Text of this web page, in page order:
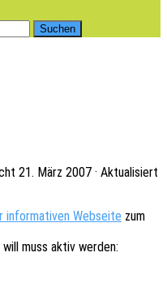
21. März 2007 · Aktualisiert
infor­ma­ti­ven Websei­te zum
muss aktiv werden: